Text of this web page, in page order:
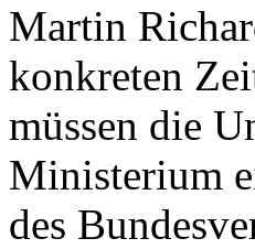
Martin
konkreten
müssen die
Ministerium
des